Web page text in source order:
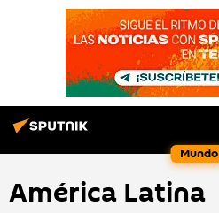
Mundo
América Latina